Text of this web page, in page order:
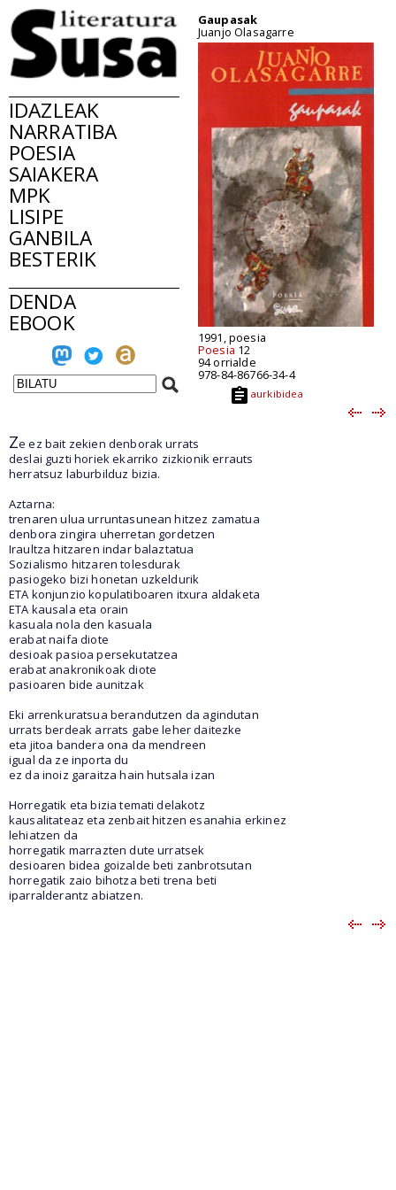
IDAZLEAK
NARRATIBA
POESIA
SAIAKERA
MPK
LISIPE
GANBILA
BESTERIK
DENDA
EBOOK
Gaupasak
Juanjo Olasagarre
1991, poesia
Poesia 12
94 orrialde
978-84-86766-34-4
aurkibidea
Ze ez bait zekien denborak urrats
deslai guzti horiek ekarriko zizkionik errauts
herratsuz laburbilduz bizia.
Aztarna:
trenaren ulua urruntasunean hitzez zamatua
denbora zingira uherretan gordetzen
Iraultza hitzaren indar balaztatua
Sozialismo hitzaren tolesdurak
pasiogeko bizi honetan uzkeldurik
ETA konjunzio kopulatiboaren itxura aldaketa
ETA kausala eta orain
kasuala nola den kasuala
erabat naifa diote
desioak pasioa persekutatzea
erabat anakronikoak diote
pasioaren bide aunitzak
Eki arrenkuratsua berandutzen da agindutan
urrats berdeak arrats gabe leher daitezke
eta jitoa bandera ona da mendreen
igual da ze inporta du
ez da inoiz garaitza hain hutsala izan
Horregatik eta bizia temati delakotz
kausalitateaz eta zenbait hitzen esanahia erkinez
lehiatzen da
horregatik marrazten dute urratsek
desioaren bidea goizalde beti zanbrotsutan
horregatik zaio bihotza beti trena beti
iparralderantz abiatzen.